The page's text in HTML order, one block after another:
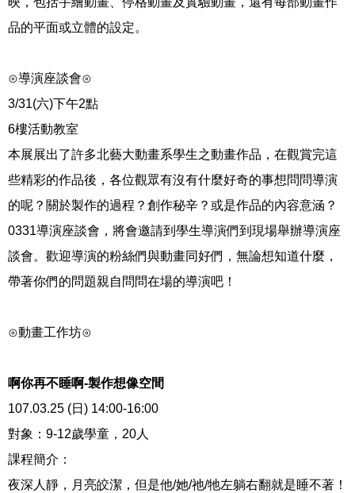
品的平面或立體的設定。
⊙導演座談會⊙
3/31(六)下午2點
6樓活動教室
本展展出了許多北藝大動畫系學生之動畫作品，在觀賞完這
些精彩的作品後，各位觀眾有沒有什麼好奇的事想問問導演
的呢？關於製作的過程？創作秘辛？或是作品的內容意涵？
0331導演座談會，將會邀請到學生導演們到現場舉辦導演座
談會。歡迎導演的粉絲們與動畫同好們，無論想知道什麼，
帶著你們的問題親自問問在場的導演吧！
⊙動畫工作坊⊙
啊你再不睡啊-製作想像空間
107.03.25 (日) 14:00-16:00
對象：9-12歲學童，20人
課程簡介：
夜深人靜，月亮皎潔，但是他/她/祂/牠左躺右翻就是睡不著！